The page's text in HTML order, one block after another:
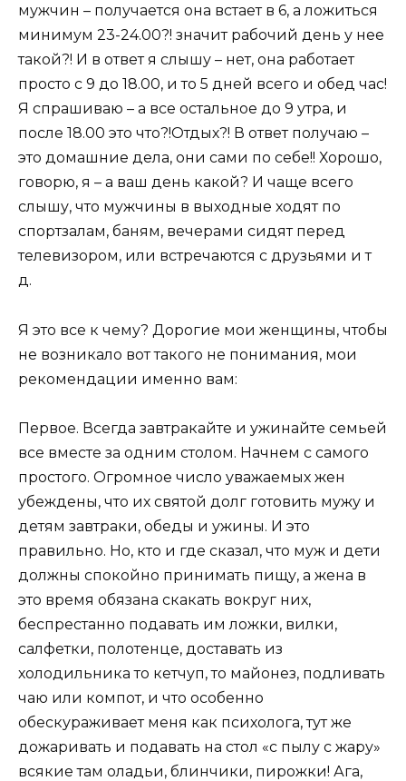
мужчин – получается она встает в 6, а ложиться
минимум 23-24.00?! значит рабочий день у нее
такой?! И в ответ я слышу – нет, она работает
просто с 9 до 18.00, и то 5 дней всего и обед час!
Я спрашиваю – а все остальное до 9 утра, и
после 18.00 это что?!Отдых?! В ответ получаю –
это домашние дела, они сами по себе!! Хорошо,
говорю, я – а ваш день какой? И чаще всего
слышу, что мужчины в выходные ходят по
спортзалам, баням, вечерами сидят перед
телевизором, или встречаются с друзьями и т
д.
Я это все к чему? Дорогие мои женщины, чтобы
не возникало вот такого не понимания, мои
рекомендации именно вам:
Первое. Всегда завтракайте и ужинайте семьей
все вместе за одним столом. Начнем с самого
простого. Огромное число уважаемых жен
убеждены, что их святой долг готовить мужу и
детям завтраки, обеды и ужины. И это
правильно. Но, кто и где сказал, что муж и дети
должны спокойно принимать пищу, а жена в
это время обязана скакать вокруг них,
беспрестанно подавать им ложки, вилки,
салфетки, полотенце, доставать из
холодильника то кетчуп, то майонез, подливать
чаю или компот, и что особенно
обескураживает меня как психолога, тут же
дожаривать и подавать на стол «с пылу с жару»
всякие там оладьи, блинчики, пирожки! Ага,